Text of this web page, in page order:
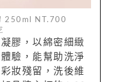
250ml NT.700
膠，以綿密細緻
驗，能幫助洗淨
妝殘留，洗後維